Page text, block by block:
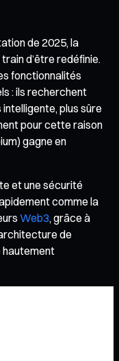
de 2025, la
d’être redéfinie.
fonctionnalités
: ils recherchent
plus sûre
pour cette raison
gagne en
et une sécurité
comme la
Web3, grâce à
de